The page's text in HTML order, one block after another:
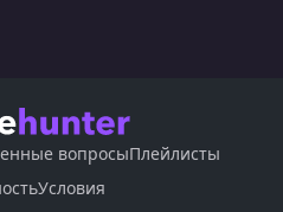
вопросыПлейлисты
Условия